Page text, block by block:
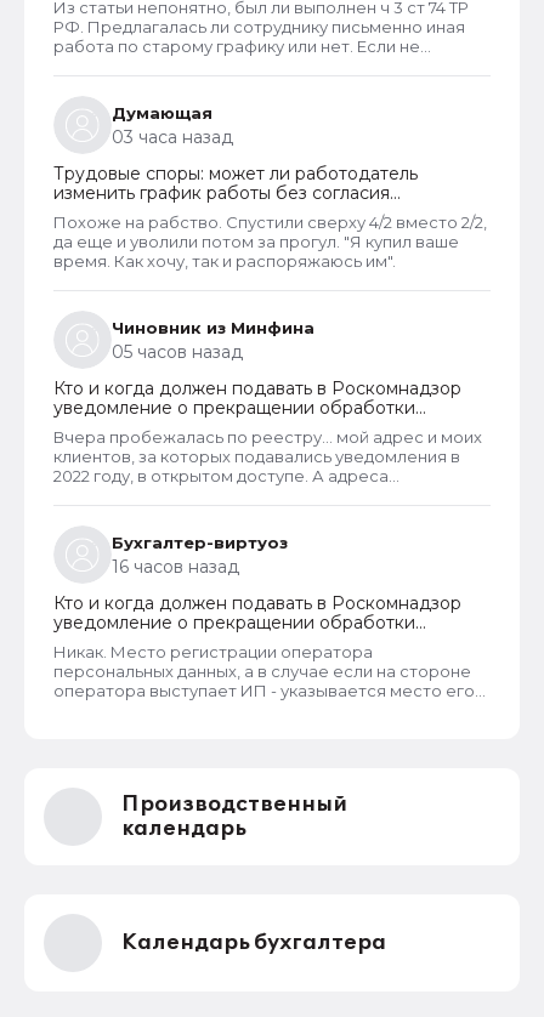
Из статьи непонятно, был ли выполнен ч 3 ст 74 ТР
РФ. Предлагалась ли сотруднику письменно иная
работа по старому графику или нет. Если не
выплатой всех положенных ему компенсаций при
таком виде увольнения (не по собственному
желанию или соглашению сторон).
Думающая
03 часа назад
Трудовые споры: может ли работодатель
изменить график работы без согласия
сотрудника
Похоже на рабство. Спустили сверху 4/2 вместо 2/2,
да еще и уволили потом за прогул. "Я купил ваше
время. Как хочу, так и распоряжаюсь им".
Чиновник из Минфина
05 часов назад
Кто и когда должен подавать в Роскомнадзор
уведомление о прекращении обработки
персональных данных
Вчера пробежалась по реестру... мой адрес и моих
клиентов, за которых подавались уведомления в
2022 году, в открытом доступе. А адреса
проверила только знакомых ИП и заметила такую
закономерность. Или это просто совпадение
такое?
Бухгалтер-виртуоз
16 часов назад
Кто и когда должен подавать в Роскомнадзор
уведомление о прекращении обработки
персональных данных
Никак. Место регистрации оператора
персональных данных, а в случае если на стороне
оператора выступает ИП - указывается место его
сведениями. Делается это для того, чтобы у
субъектов ПД имелась возможность в случае
нарушения их прав обратиться непосредственно к
оператору для устранения нарушений.
Производственный
календарь
Календарь бухгалтера